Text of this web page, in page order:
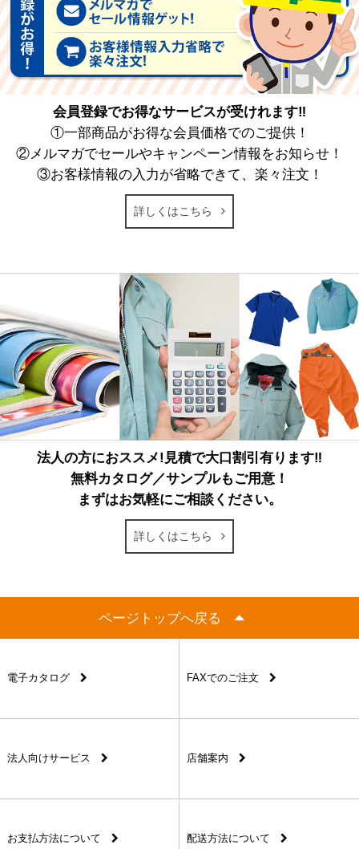
会員登録でお得なサービスが受けれます‼
①一部商品がお得な会員価格でのご提供！
②メルマガでセールやキャンペーン情報をお知らせ！
③お客様情報の入力が省略できて、楽々注文！
詳しくはこちら
法人の方におススメ!見積で大口割引有ります‼
無料カタログ／サンプルもご用意！
まずはお気軽にご相談ください。
詳しくはこちら
ページトップへ戻る
電子カタログ FAXでのご注文
法人向けサービス 店舗案内
お支払方法について 配送方法について